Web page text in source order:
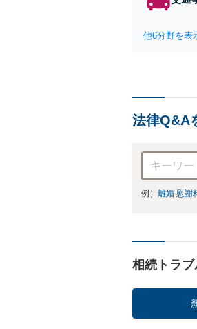
他6分野を表
法律Q&A
例） 離婚 慰謝
相続トラ